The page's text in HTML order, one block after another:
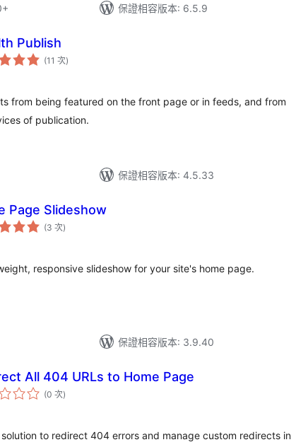
保證相容版本: 6.5.9
Publish
(11 次評
分)
from being featured on the front page or in feeds, and from
of publication.
保證相容版本: 4.5.33
Page Slideshow
(3 次評
分)
responsive slideshow for your site's home page.
保證相容版本: 3.9.40
All 404 URLs to Home Page
(0 次評
分)
to redirect 404 errors and manage custom redirects in